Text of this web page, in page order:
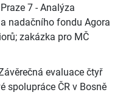
7 - Analýza
nadačního fondu Agora
zakázka pro MČ
evaluace čtyř
spolupráce ČR v Bosně